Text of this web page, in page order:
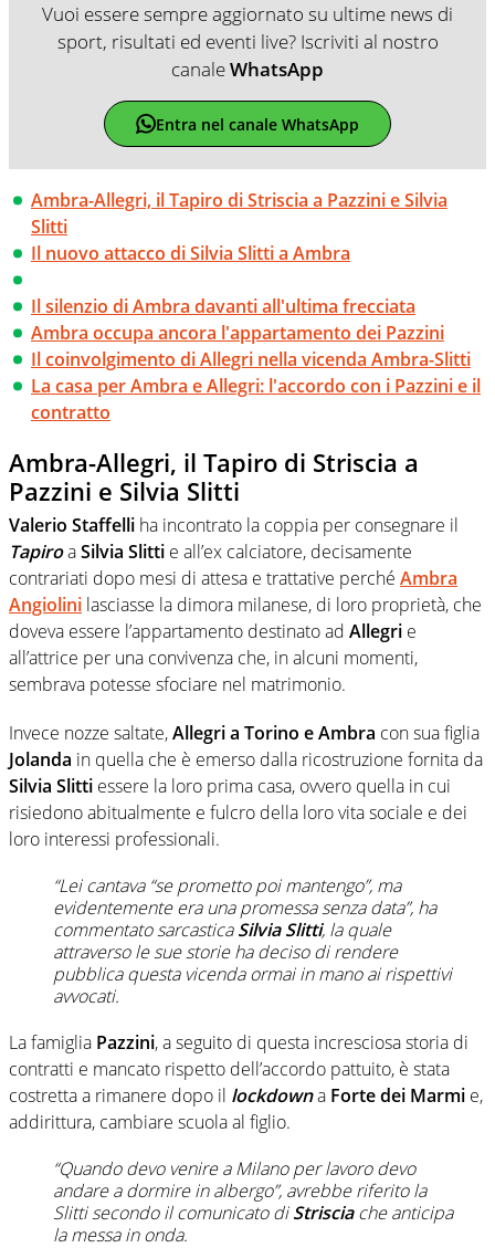
Vuoi essere sempre aggiornato su ultime news di
sport, risultati ed eventi live? Iscriviti al nostro
canaleWhatsApp
Entra nel canale WhatsApp
Ambra-Allegri, il Tapiro di Striscia a Pazzini e Silvia
Slitti
Il nuovo attacco di Silvia Slitti a Ambra
Il silenzio di Ambra davanti all'ultima frecciata
Ambra occupa ancora l'appartamento dei Pazzini
Il coinvolgimento di Allegri nella vicenda Ambra-Slitti
La casa per Ambra e Allegri: l'accordo con i Pazzini e il
contratto
Ambra-Allegri, il Tapiro di Striscia a
Pazzini e Silvia Slitti
Valerio Staffelli ha incontrato la coppia per consegnare il
TapiroaSilvia Slitti e all’ex calciatore, decisamente
contrariati dopo mesi di attesa e trattative perché Ambra
Angiolini lasciasse la dimora milanese, di loro proprietà, che
doveva essere l’appartamento destinato ad Allegri e
all’attrice per una convivenza che, in alcuni momenti,
sembrava potesse sfociare nel matrimonio.
Invece nozze saltate,Allegri a Torino e Ambra con sua figlia
Jolanda in quella che è emerso dalla ricostruzione fornita da
Silvia Slitti essere la loro prima casa, ovvero quella in cui
risiedono abitualmente e fulcro della loro vita sociale e dei
loro interessi professionali.
“Lei cantava “se prometto poi mantengo”, ma
evidentemente era una promessa senza data”, ha
commentato sarcasticaSilvia Slitti, la quale
attraverso le sue storie ha deciso di rendere
pubblica questa vicenda ormai in mano ai rispettivi
avvocati.
La famiglia Pazzini, a seguito di questa incresciosa storia di
contratti e mancato rispetto dell’accordo pattuito, è stata
costretta a rimanere dopo il lockdowna Forte dei Marmi e,
addirittura, cambiare scuola al figlio.
“Quando devo venire a Milano per lavoro devo
andare a dormire in albergo”, avrebbe riferito la
Slitti secondo il comunicato diStriscia che anticipa
la messa in onda.